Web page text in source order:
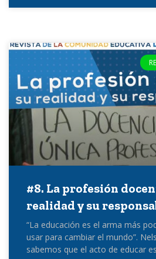
#8. La profesión
realidad y su
“La educación es el arma más
usar para cambiar el mundo”.
sabemos que el acto de educar